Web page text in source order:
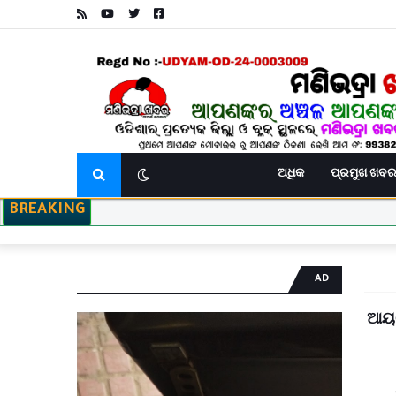
ପ୍ରମୁଖ ଖବର
ଅଧିକ
BREAKING
ଆବାସିକ ବିଦ୍ୟାଳୟରେ ହିଂସା! ନଡ଼ିଆ ବାହୁଙ୍ଗା
ସଦର ବ୍ଲକ କାର୍ଯ୍ୟାଳୟଠାରେ ପଞ୍ଚାୟତ ନିର୍ବାହୀ
AD